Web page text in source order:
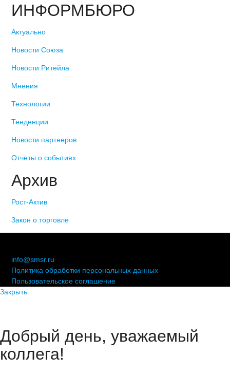
ИНФОРМБЮРО
Актуально
Новости Союза
Новости Ритейла
Мнения
Технологии
Тенденции
Новости партнеров
Отчеты о событиях
Архив
Рост-Актив
Закон о торговле
info@smsr.ru
Политика обработки персональных данных
Пользовательское соглашение
Закрыть
Добрый день, уважаемый
коллега!